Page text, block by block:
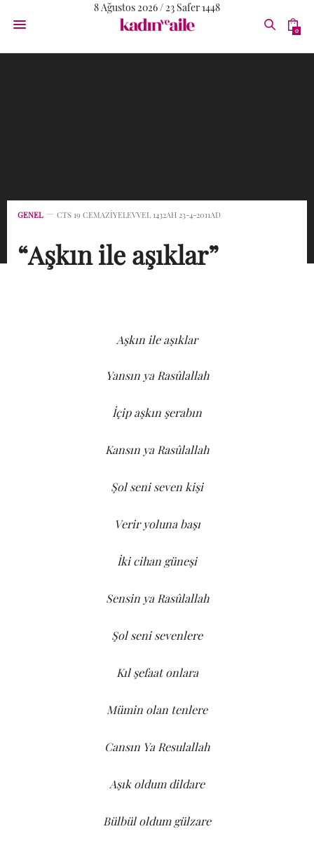
8 Ağustos 2026 / 23 Safer 1448
0
GENEL CTS 19 CEMAZIYELEVVEL 1432AH 23-4-2011AD
“Aşkın ile aşıklar”
Aşkın ile aşıklar
Yansın ya Rasûlallah
İçip aşkın şerabın
Kansın ya Rasûlallah
Şol seni seven kişi
Verir yoluna başı
İki cihan güneşi
Sensin ya Rasûlallah
Şol seni sevenlere
Kıl şefaat onlara
Mümin olan tenlere
Cansın Ya Resulallah
Aşık oldum dildare
Bülbül oldum gülzare